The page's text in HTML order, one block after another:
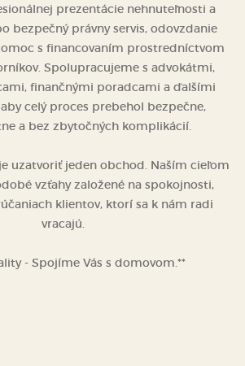
prezentácie nehnuteľnosti a
bezpečný právny servis, odovzdanie
s financovaním prostredníctvom
Spolupracujeme s advokátmi,
finančnými poradcami a ďalšími
celý proces prebehol bezpečne,
a bez zbytočných komplikácií.
uzatvoriť jeden obchod. Naším cieľom
vzťahy založené na spokojnosti,
klientov, ktorí sa k nám radi
vracajú.
- Spojíme Vás s domovom.**